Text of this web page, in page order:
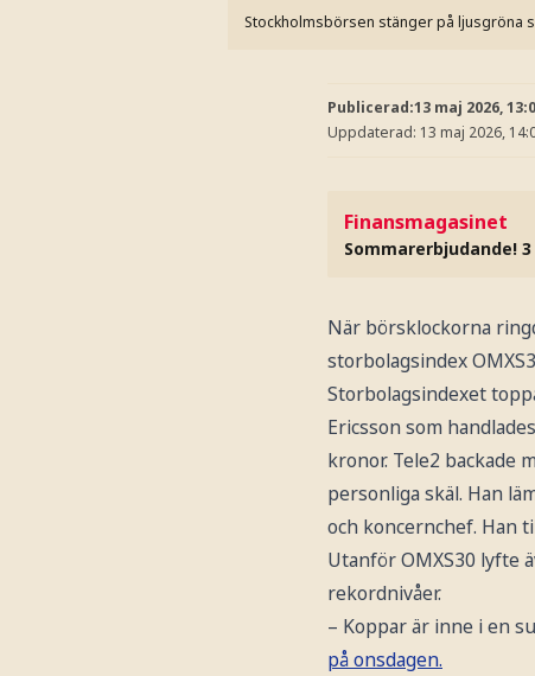
Stockholmsbörsen stänger på ljusgröna
Publicerad:13 maj 2026,
Uppdaterad: 13 maj 2026,
Finansmagasinet
Sommarerbjudande!
När börsklockorna
storbolagsindex
Storbolagsindexet
Ericsson som
kronor. Tele2 backade
personliga skäl. Han
och koncernchef. Han
Utanför OMXS30 lyfte
rekordnivåer.
– Koppar är inne i en
på onsdagen.